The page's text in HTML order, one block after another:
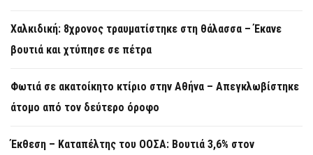
Χαλκιδική: 8χρονος τραυματίστηκε στη θάλασσα – Έκανε
βουτιά και χτύπησε σε πέτρα
Φωτιά σε ακατοίκητο κτίριο στην Αθήνα – Απεγκλωβίστηκε
άτομο από τον δεύτερο όροφο
Έκθεση – Καταπέλτης του ΟΟΣΑ: Βουτιά 3,6% στον